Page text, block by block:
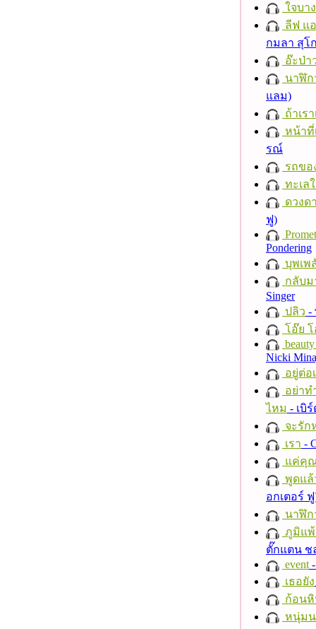
ใจบาง
ลีฟ แอ
กมลา สุโ
อ๊ะป่า
นาฬิก
แลม)
ถ้าเร
หน้าที่
รณ์
รถขอ
ทะเล
ดวงด
ฟู)
Pondering
บุพเพ
กลับม
Singer
ปลิว -
โอ๊ย
Nicki
อยู่ต่อ
อย่าท
ไหม - เบิ
จะรัก
เรา -
แค่คุ
พูดแล้
อกเตอร์
นาฬิก
ภูมิแพ้
ตั๊กแตน ช
event
เธอยัง
ก้อน
หนุ่มน